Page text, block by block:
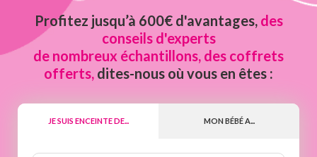
Profitez jusqu’à 600€ d'avantages, des
conseils d'experts
de nombreux échantillons, des coffrets
offerts, dites-nous où vous en êtes :
JE SUIS ENCEINTE DE... MON BÉBÉ A...